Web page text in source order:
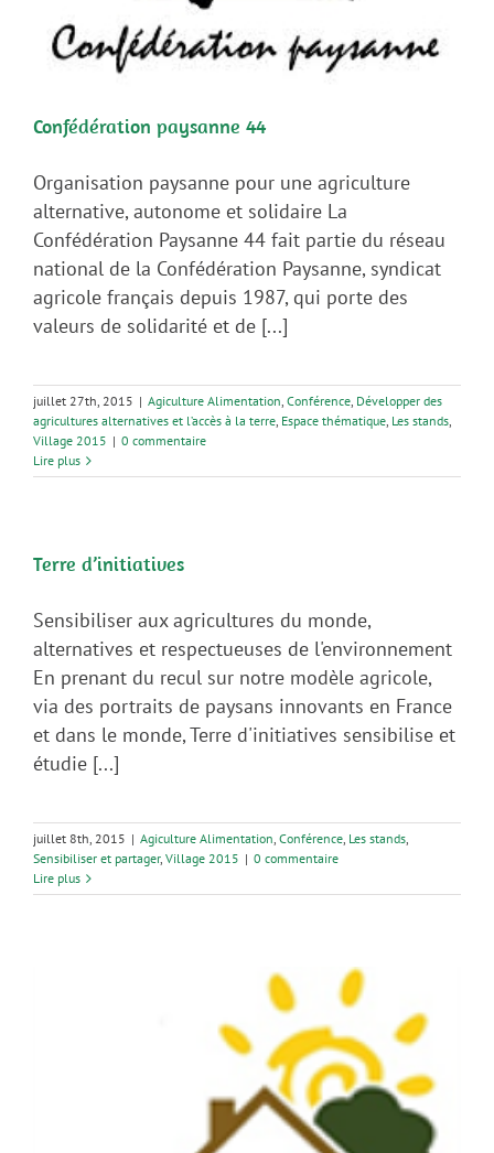
Confédération paysanne 44
Organisation paysanne pour une agriculture
alternative, autonome et solidaire La
Confédération Paysanne 44 fait partie du réseau
national de la Confédération Paysanne, syndicat
agricole français depuis 1987, qui porte des
valeurs de solidarité et de [...]
juillet 27th, 2015 | Agiculture Alimentation, Conférence, Développer des
agricultures alternatives et l’accès à la terre, Espace thématique, Les stands,
Village 2015 | 0 commentaire
Lire plus
Terre d’initiatives
Sensibiliser aux agricultures du monde,
alternatives et respectueuses de l'environnement
En prenant du recul sur notre modèle agricole,
via des portraits de paysans innovants en France
et dans le monde, Terre d'initiatives sensibilise et
étudie [...]
juillet 8th, 2015 | Agiculture Alimentation, Conférence, Les stands,
Sensibiliser et partager, Village 2015 | 0 commentaire
Lire plus